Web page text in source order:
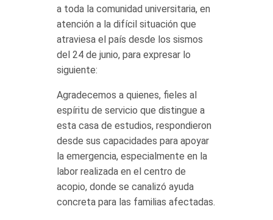
a toda la comunidad universitaria, en
atención a la difícil situación que
atraviesa el país desde los sismos
del 24 de junio, para expresar lo
siguiente:
Agradecemos a quienes, fieles al
espíritu de servicio que distingue a
esta casa de estudios, respondieron
desde sus capacidades para apoyar
la emergencia, especialmente en la
labor realizada en el centro de
acopio, donde se canalizó ayuda
concreta para las familias afectadas.